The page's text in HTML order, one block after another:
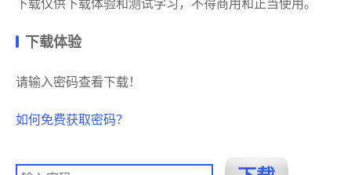
下载仅供下载体验和测试学习，不得商用和正当使用。
下载体验
请输入密码查看下载！
如何免费获取密码？